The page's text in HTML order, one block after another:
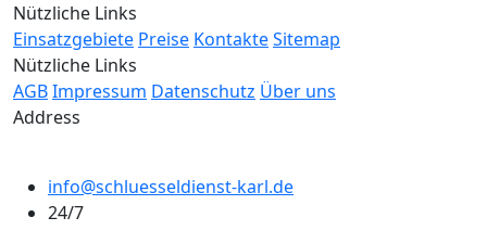
Nützliche Links
Einsatzgebiete Preise KontakteSitemap
Nützliche Links
AGBImpressum Datenschutz Über uns
Address
info@schluesseldienst-karl.de
24/7